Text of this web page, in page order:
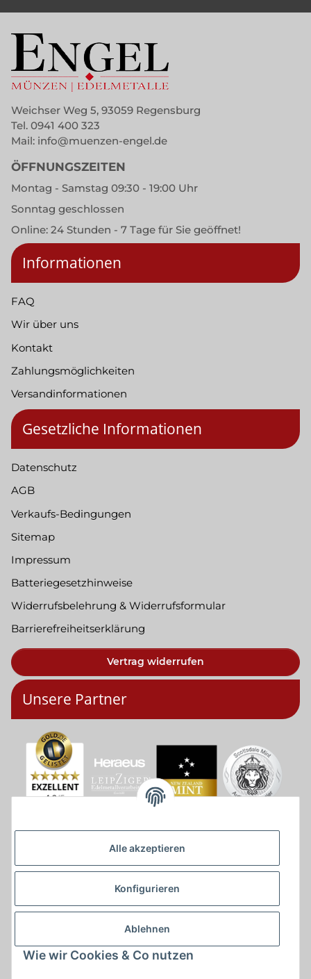
Alle akzeptieren
Konfigurieren
Ablehnen
Wie wir Cookies & Co nutzen
Weichser Weg 5, 93059 Regensburg
Tel. 0941 400 323
Mail: info@muenzen-engel.de
ÖFFNUNGSZEITEN
Montag - Samstag 09:30 - 19:00 Uhr
Sonntag geschlossen
Online: 24 Stunden - 7 Tage für Sie geöffnet!
Informationen
FAQ
Wir über uns
Kontakt
Zahlungsmöglichkeiten
Versandinformationen
Gesetzliche Informationen
Datenschutz
AGB
Verkaufs-Bedingungen
Sitemap
Impressum
Batteriegesetzhinweise
Widerrufsbelehrung & Widerrufsformular
Barrierefreiheitserklärung
Vertrag widerrufen
Unsere Partner